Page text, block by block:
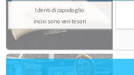
I denti di capodoglio
incisi sono veri tesori